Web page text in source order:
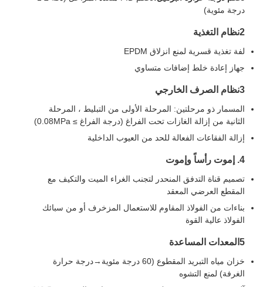
درجة مئوية)
2نظام التغذية
لفة تغذية قسرية لمنع انزلاق EPDM
جهاز إعادة خلط إضافات متساوي
3نظام الصرف الخارجي
المسمار ذو مرحلتين: المرحلة الأولى من التبليط ، المرحلة
الثانية من إزالة الغازات تحت الفراغ (درجة الفراغ ≥ 0.08MPa)
إزالة الفقاعات الفعالة للحد من العيوب الداخلية
4. إموت رأساً وإموت
تصميم قناة التدفق المنحدر لتجنب الغراء الميت والتكيف مع
المقطع العرضي المعقد
بناءات من الفولاذ المقاوم للاستعمال المزخرف أو من سبائك
الفولاذ عالية القوة
5المعدات المساعدة
خزان مياه التبريد المقطوع (60 درجة مئوية→درجة حرارة
الغرفة) لمنع التشوه